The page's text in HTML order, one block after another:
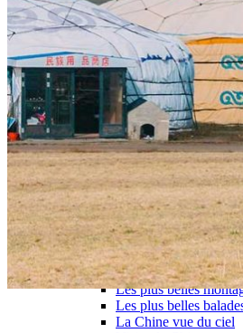
Eté
Automne
Hiver
Infos pratiques
Notre agence
Notre agence en
Réseau Asian Roads
Garanties et
Avis de nos
Voyages d’affaires
Voyage scolaire et
La Chine & ses secrets
Présentation de la
Cuisines de Chine
Les Minorités
Fêtes traditionnelles
Les signes
Les plus belles
Les plus belles
La Chine vue du ciel